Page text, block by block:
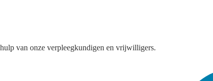
van onze verpleegkundigen en vrijwilligers.